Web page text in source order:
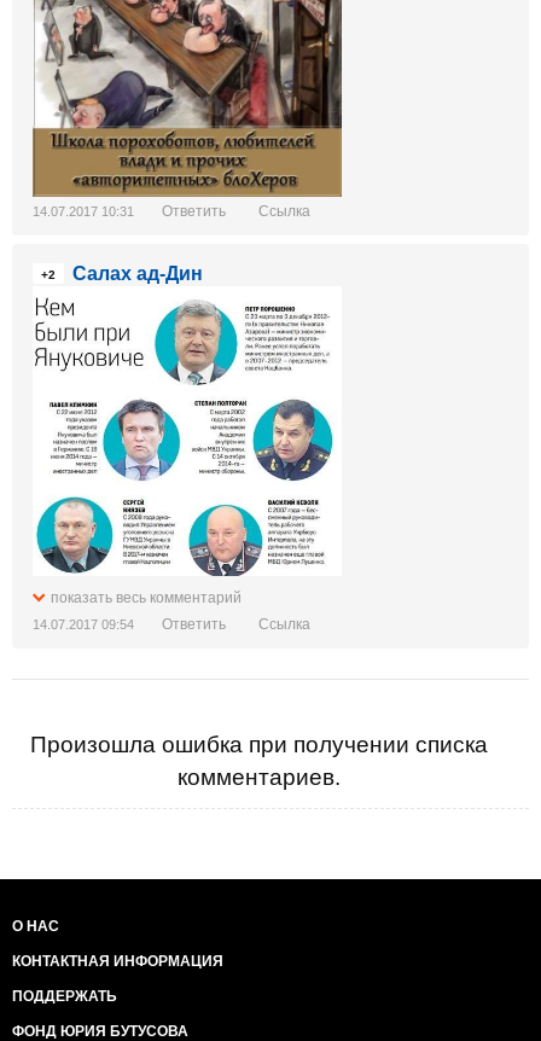
14.07.2017 10:31 Ответить Ссылка
+2 Салах ад-Дин
показать весь комментарий
14.07.2017 09:54 Ответить Ссылка
Произошла ошибка при получении списка
комментариев.
О НАС
КОНТАКТНАЯ ИНФОРМАЦИЯ
ПОДДЕРЖАТЬ
ФОНД ЮРИЯ БУТУСОВА